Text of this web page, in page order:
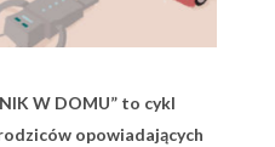
W DOMU” to cykl
opowiadających